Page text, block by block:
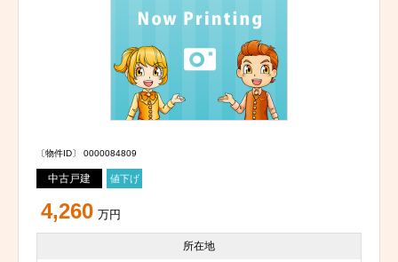
〔物件ID〕 0000084809
中古戸建 値下げ
4,260 万円
所在地